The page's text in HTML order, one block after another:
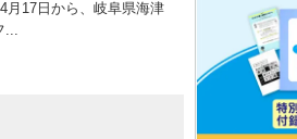
月17日から、岐阜県海津